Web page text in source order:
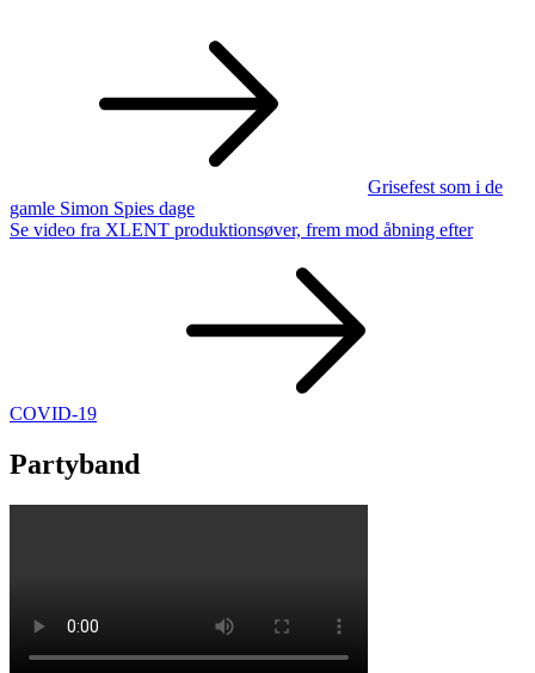
Grisefest som i de
gamle Simon Spies dage
Se video fra XLENT produktionsøver, frem mod åbning efter
COVID-19
Partyband